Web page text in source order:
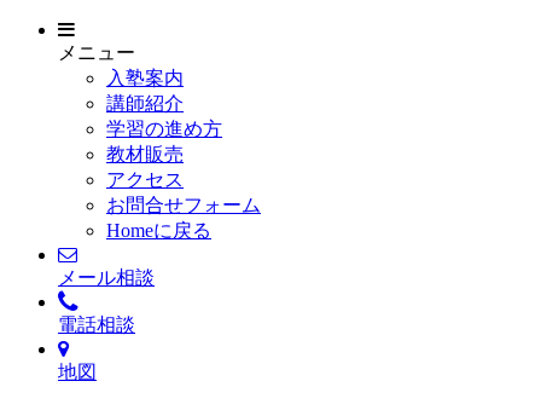
メニュー
入塾案内
講師紹介
学習の進め方
教材販売
アクセス
お問合せフォーム
Homeに戻る
メール相談
電話相談
地図